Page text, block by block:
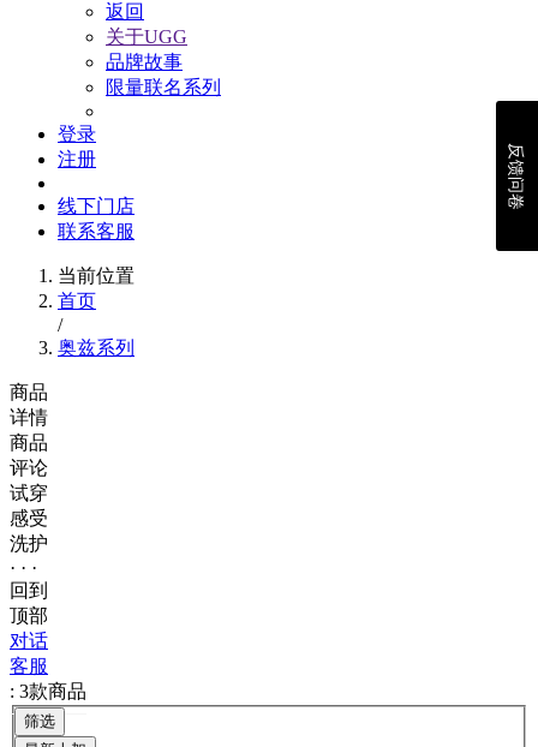
返回
关于UGG
品牌故事
限量联名系列
登录
注册
线下门店
联系客服
当前位置
首页
/
奥兹系列
商品
详情
商品
评论
试穿
感受
洗护
· · ·
回到
顶部
对话
客服
: 3款商品
筛选
反馈问卷